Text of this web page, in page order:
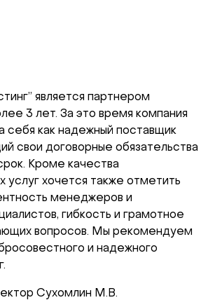
является партнером
3 лет. За это время компания
себя как надежный поставщик
свои договорные обязательства
Кроме качества
услуг хочется также отметить
менеджеров и
гибкость и грамотное
вопросов. Мы рекомендуем
и надежного
Сухомлин М.В.